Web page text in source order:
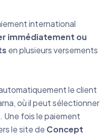
international
immédiatement ou
en plusieurs versements
le client
où il peut sélectionner
fois le paiement
le site de Concept